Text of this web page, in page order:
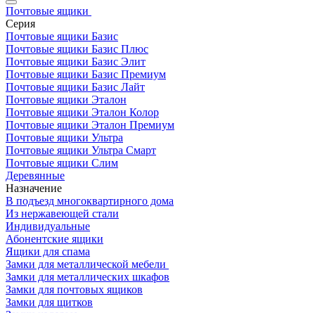
Почтовые ящики
Серия
Почтовые ящики Базис
Почтовые ящики Базис Плюс
Почтовые ящики Базис Элит
Почтовые ящики Базис Премиум
Почтовые ящики Базис Лайт
Почтовые ящики Эталон
Почтовые ящики Эталон Колор
Почтовые ящики Эталон Премиум
Почтовые ящики Ультра
Почтовые ящики Ультра Смарт
Почтовые ящики Слим
Деревянные
Назначение
В подъезд многоквартирного дома
Из нержавеющей стали
Индивидуальные
Абонентские ящики
Ящики для спама
Замки для металлической мебели
Замки для металлических шкафов
Замки для почтовых ящиков
Замки для щитков